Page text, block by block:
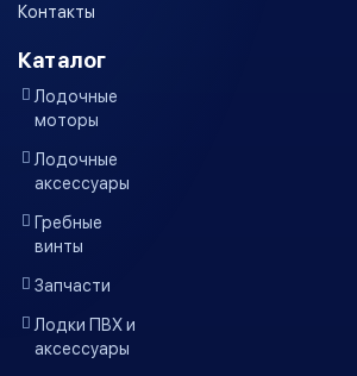
Контакты
Каталог
Лодочные
моторы
Лодочные
аксессуары
Гребные
винты
Запчасти
Лодки ПВХ и
аксессуары